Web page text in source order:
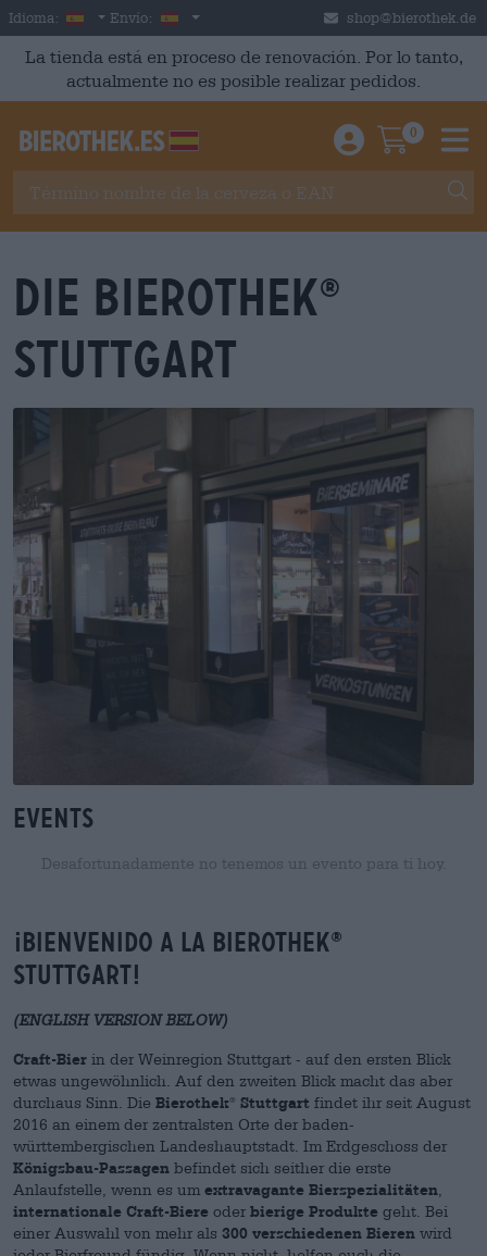
Skip to main content
Idioma: Spanish
Envío: España shop@bierothek.de
La tienda está en proceso de renovación. Por lo tanto,
actualmente no es posible realizar pedidos.
Einloggen /
0
DIE BIEROTHEK®
STUTTGART
Events
Desafortunadamente no tenemos un evento para ti hoy.
¡BIENVENIDO A LA BIEROTHEK®
STUTTGART!
(ENGLISH VERSION BELOW)
Craft-Bier in der Weinregion Stuttgart - auf den ersten Blick
etwas ungewöhnlich. Auf den zweiten Blick macht das aber
durchaus Sinn. Die Bierothek ® Stuttgart findet ihr seit August
2016 an einem der zentralsten Orte der baden-
württembergischen Landeshauptstadt. Im Erdgeschoss der
Königsbau-Passagen befindet sich seither die erste
Anlaufstelle, wenn es um extravagante Bierspezialitäten
internationale Craft-Biere oder bierige Produkte geht. Bei
einer Auswahl von mehr als 300 verschiedenen Bieren wird